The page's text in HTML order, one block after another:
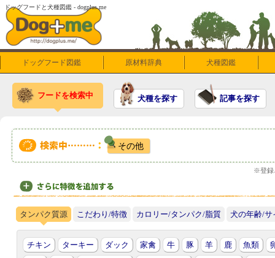
ドッグフードと犬種図鑑 - dogplus.me
ドッグフード図鑑 原材料辞典 犬種図鑑
フードを検索中 犬種を探す 記事を探す
その他
※登録
こだわり/特徴 カロリー/タンパク/脂質 犬の年齢/サ
タンパク質源 こだわり/特徴 カロリー/タンパク/脂質 犬の年齢/サ
チキン ターキー ダック 家禽 牛 豚 羊 鹿 魚類